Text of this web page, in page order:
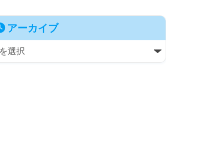
アーカイブ